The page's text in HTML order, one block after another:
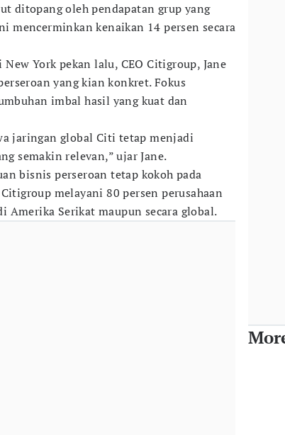
ditopang oleh pendapatan grup yang
mencerminkan kenaikan 14 persen secara
York pekan lalu, CEO Citigroup, Jane
yang kian konkret. Fokus
imbal hasil yang kuat dan
jaringan global Citi tetap menjadi
semakin relevan,” ujar Jane.
bisnis perseroan tetap kokoh pada
melayani 80 persen perusahaan
Amerika Serikat maupun secara global.